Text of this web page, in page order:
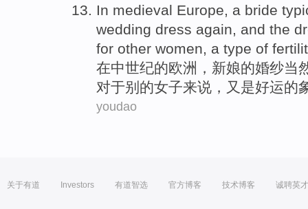
In medieval Europe a bride
wedding dress again and the
for other women , a type of
在中世纪的欧洲 ， 新娘的婚纱当
对于别的女子来说 ，又是好运的
youdao
关于有道 Investors 有道智选 官方博客 技术博客 诚聘英才